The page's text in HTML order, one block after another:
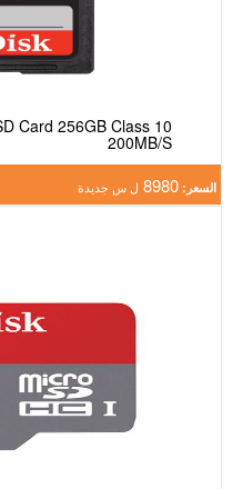
Card 256GB Class 10
200MB/S
السعر: 8980 ل س جديدة